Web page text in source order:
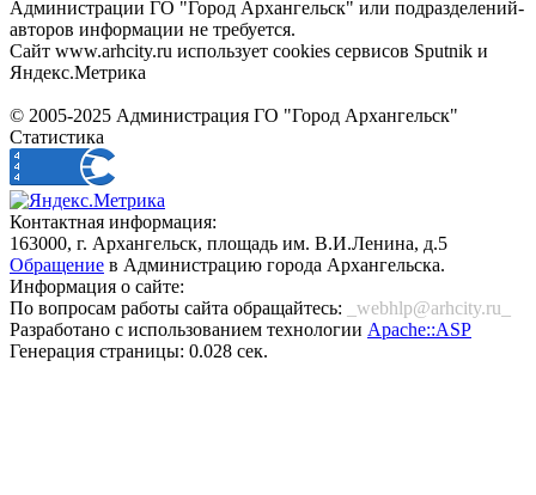
Администрации ГО "Город Архангельск" или подразделений-
авторов информации не требуется.
Сайт www.arhcity.ru использует cookies сервисов Sputnik и
Яндекс.Метрика
© 2005-2025 Администрация ГО "Город Архангельск"
Статистика
Контактная информация:
163000, г. Архангельск, площадь им. В.И.Ленина, д.5
Обращение в Администрацию города Архангельска.
Информация о сайте:
По вопросам работы сайта обращайтесь:
_webhlp@arhcity.ru_
Разработано с использованием технологии Apache::ASP
Генерация страницы: 0.028 сек.